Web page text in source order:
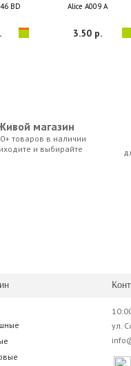
Tuner
BD Alice A009 A
3.50 р.
Clip
магазин
товаров в наличии
и выбирайте
ул.